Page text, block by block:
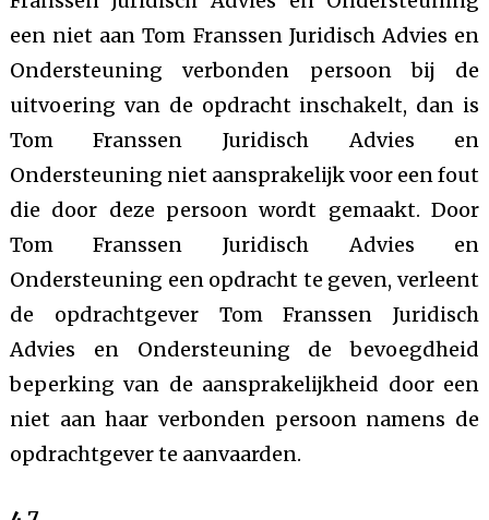
een niet aan Tom Franssen Juridisch Advies en
Ondersteuning verbonden persoon bij de
uitvoering van de opdracht inschakelt, dan is
Tom Franssen Juridisch Advies en
Ondersteuning niet aansprakelijk voor een fout
die door deze persoon wordt gemaakt. Door
Tom Franssen Juridisch Advies en
Ondersteuning een opdracht te geven, verleent
de opdrachtgever Tom Franssen Juridisch
Advies en Ondersteuning de bevoegdheid
beperking van de aansprakelijkheid door een
niet aan haar verbonden persoon namens de
opdrachtgever te aanvaarden.